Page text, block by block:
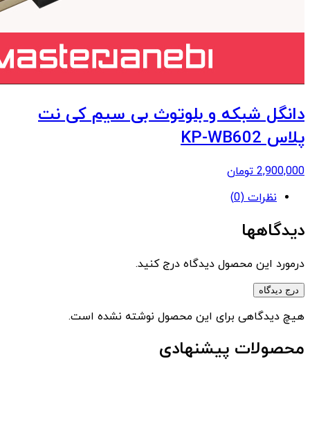
دانگل شبکه و بلوتوث بی سیم کی نت
پلاس KP-WB602
2,900,000 تومان
نظرات (0)
دیدگاهها
درمورد این محصول دیدگاه درج کنید.
درج دیدگاه
هیچ دیدگاهی برای این محصول نوشته نشده است.
محصولات پیشنهادی